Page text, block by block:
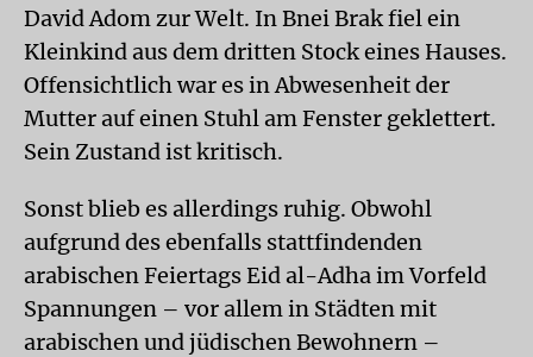
David Adom zur Welt. In Bnei Brak fiel ein
Kleinkind aus dem dritten Stock eines Hauses.
Offensichtlich war es in Abwesenheit der
Mutter auf einen Stuhl am Fenster geklettert.
Sein Zustand ist kritisch.
Sonst blieb es allerdings ruhig. Obwohl
aufgrund des ebenfalls stattfindenden
arabischen Feiertags Eid al-Adha im Vorfeld
Spannungen – vor allem in Städten mit
arabischen und jüdischen Bewohnern –